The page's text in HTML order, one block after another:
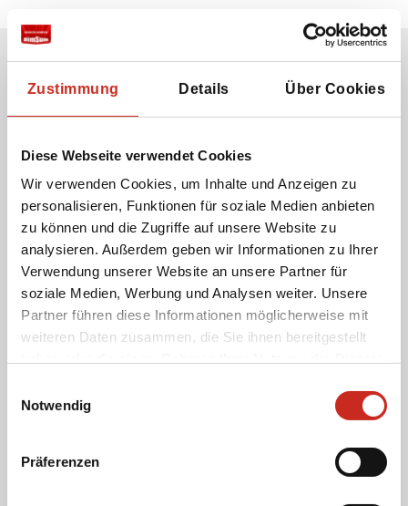
Zustimmung Details Über Cookies
Diese Webseite verwendet Cookies
Wir verwenden Cookies, um Inhalte und Anzeigen zu
personalisieren, Funktionen für soziale Medien anbieten
zu können und die Zugriffe auf unsere Website zu
analysieren. Außerdem geben wir Informationen zu Ihrer
Verwendung unserer Website an unsere Partner für
soziale Medien, Werbung und Analysen weiter. Unsere
Partner führen diese Informationen möglicherweise mit
weiteren Daten zusammen, die Sie ihnen bereitgestellt
Notwendig
Präferenzen
Erhalten Sie unseren Newsletter
Ihre E-Mail-Adresse:
Ich stimme der Verwendung meiner E-Mail-
Adresse zu, damit ich den Newsletter von Dimsum
Reisen erhalten kann.
Cookies. Diese Cookies unterscheiden wir in die